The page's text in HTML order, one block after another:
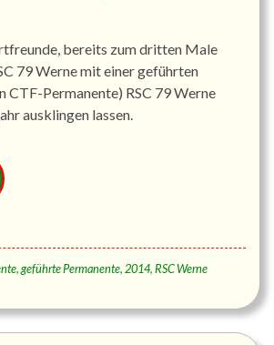
bereits zum dritten Male
79 Werne mit einer geführten
CTF-Permanente) RSC 79 Werne
ausklingen lassen.
,geführte Permanente, 2014,RSC Werne